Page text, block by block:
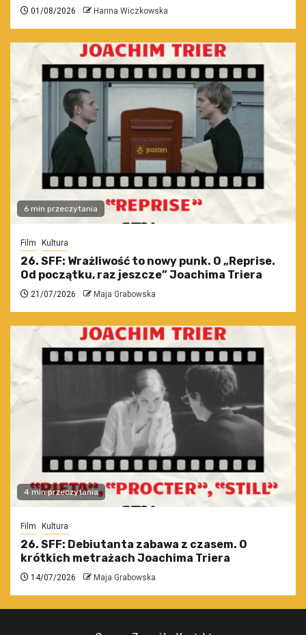
01/08/2026 Hanna Wiczkowska
6 min przeczytania
Film Kultura
26. SFF: Wrażliwość to nowy punk. O „Reprise.
Od początku, raz jeszcze” Joachima Triera
21/07/2026 Maja Grabowska
4 min przeczytania
Film Kultura
26. SFF: Debiutanta zabawa z czasem. O
krótkich metrażach Joachima Triera
14/07/2026 Maja Grabowska